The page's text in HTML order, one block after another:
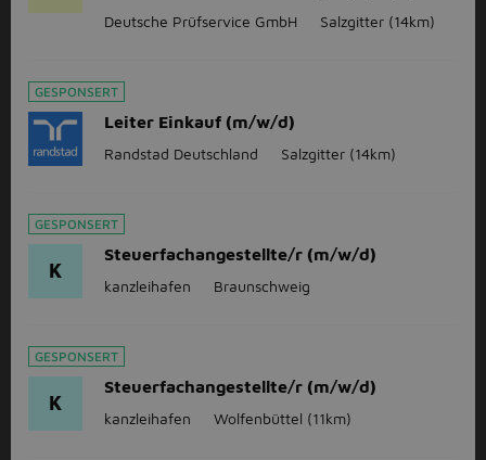
Deutsche Prüfservice GmbH Salzgitter (14km)
GESPONSERT
Leiter Einkauf (m/w/d)
Randstad Deutschland Salzgitter (14km)
GESPONSERT
K
Steuerfachangestellte/r (m/w/d)
kanzleihafen Braunschweig
GESPONSERT
K
Steuerfachangestellte/r (m/w/d)
kanzleihafen Wolfenbüttel (11km)